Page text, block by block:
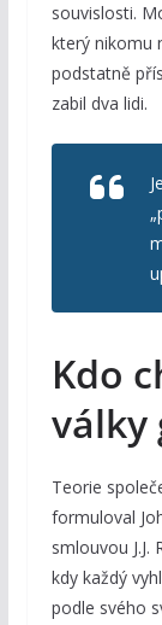
souvislosti.
který nikomu
podstatně
zabil dva lidi.
Kdo
války
Teorie
formuloval
smlouvou
kdy každý
podle svého